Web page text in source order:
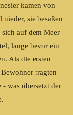
kamen von
sie besaßen
auf dem Meer
lange bevor ein
Als die ersten
fragten
was übersetzt der